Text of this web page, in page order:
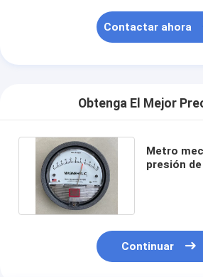
Contactar ahora
Obtenga El Mejor
Metro
presión de
Continuar